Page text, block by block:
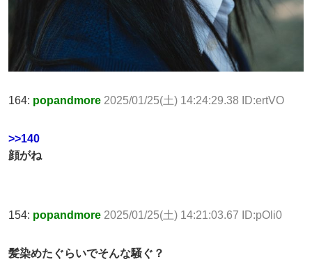
164: popandmore 2025/01/25(土) 14:24:29.38 ID:ertVO
>>140
顔がね
154: popandmore 2025/01/25(土) 14:21:03.67 ID:pOli0
髪染めたぐらいでそんな騒ぐ？